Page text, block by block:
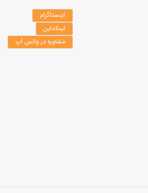
اینستاگرام
لینکداین
مشاوره در واتس آپ